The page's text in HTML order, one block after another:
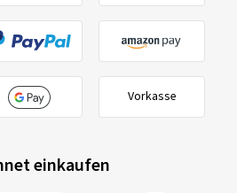
- ET 45 - LK 5x112
Winterreifen
Vorkasse
einkaufen